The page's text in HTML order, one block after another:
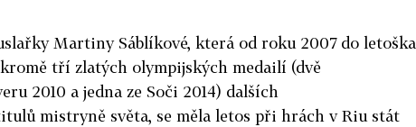
Martiny Sáblíkové, která od roku 2007 do letoška
tří zlatých olympijských medailí (dvě
2010 a jedna ze Soči 2014) dalších
mistryně světa, se měla letos při hrách v Riu stát